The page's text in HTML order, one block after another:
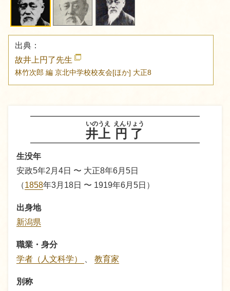
井上
いのうえ
円了
えんりょう
生没年
安政5年2月4日 〜 大正8年6月5日
（1858年3月18日 〜 1919年6月5日）
出身地
新潟県
職業・身分
学者（人文科学）
教育家
別称
出典：
故井上円了先生
林竹次郎 編 京北中学校校友会[ほか] 大正8